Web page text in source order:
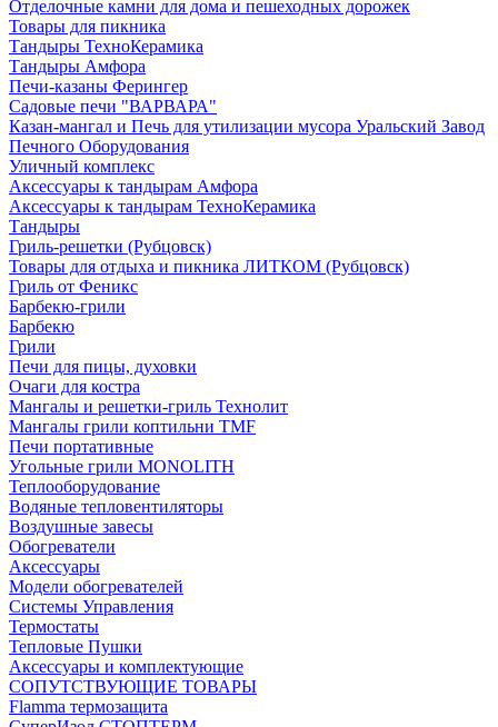
Отделочные камни для дома и пешеходных дорожек
Товары для пикника
Тандыры ТехноКерамика
Тандыры Амфора
Печи-казаны Ферингер
Садовые печи "ВАРВАРА"
Казан-мангал и Печь для утилизации мусора Уральский Завод
Печного Оборудования
Уличный комплекс
Аксессуары к тандырам Амфора
Аксессуары к тандырам ТехноКерамика
Тандыры
Гриль-решетки (Рубцовск)
Товары для отдыха и пикника ЛИТКОМ (Рубцовск)
Гриль от Феникс
Барбекю-грили
Барбекю
Грили
Печи для пицы, духовки
Очаги для костра
Мангалы и решетки-гриль Технолит
Мангалы грили коптильни TMF
Печи портативные
Угольные грили MONOLITH
Теплооборудование
Водяные тепловентиляторы
Воздушные завесы
Обогреватели
Аксессуары
Модели обогревателей
Системы Управления
Термостаты
Тепловые Пушки
Аксессуары и комплектующие
СОПУТСТВУЮЩИЕ ТОВАРЫ
Flamma термозащита